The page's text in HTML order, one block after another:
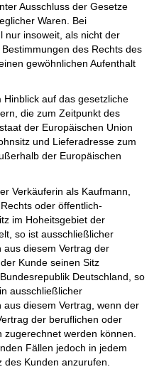
Ausschluss der Gesetze
Waren. Bei
nur insoweit, als nicht der
des Rechts des
gewöhnlichen Aufenthalt
auf das gesetzliche
die zum Zeitpunkt des
der Europäischen Union
und Lieferadresse zum
der Europäischen
Verkäuferin als Kaufmann,
oder öffentlich-
im Hoheitsgebiet der
so ist ausschließlicher
aus diesem Vertrag der
Kunde seinen Sitz
Deutschland, so
ausschließlicher
diesem Vertrag, wenn der
der beruflichen oder
werden können.
Fällen jedoch in jedem
Kunden anzurufen.